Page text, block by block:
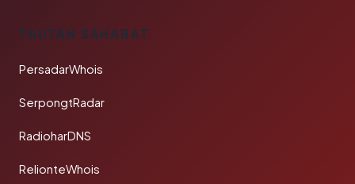
TAUTAN SAHABAT
PersadarWhois
SerpongtRadar
RadioharDNS
RelionteWhois